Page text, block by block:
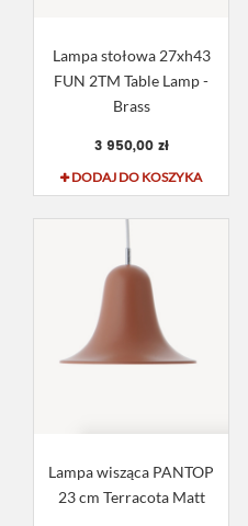
Lampa stołowa 27xh43
FUN 2TM Table Lamp -
Brass
3 950,00 zł
DODAJ DO KOSZYKA
Lampa wisząca PANTOP
23 cm Terracota Matt